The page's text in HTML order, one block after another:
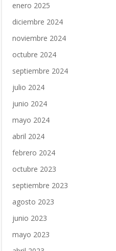
enero 2025
diciembre 2024
noviembre 2024
octubre 2024
septiembre 2024
julio 2024
junio 2024
mayo 2024
abril 2024
febrero 2024
octubre 2023
septiembre 2023
agosto 2023
junio 2023
mayo 2023